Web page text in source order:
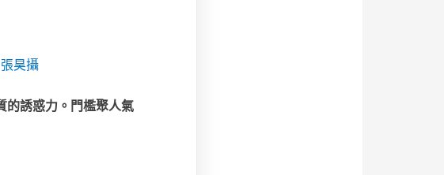
昊攝
的誘惑力。門檻聚人氣